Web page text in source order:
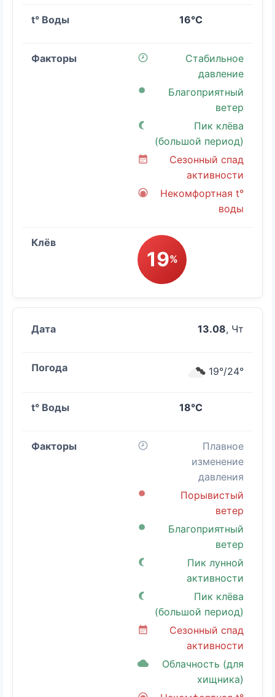
16°C
Стабильное
давление
Благоприятный
ветер
Пик клёва
(большой период)
Сезонный спад
активности
Некомфортная t°
воды
19%
13.08, Чт
19°/24°
18°C
Плавное
изменение
давления
Порывистый
ветер
Благоприятный
ветер
Пик лунной
активности
Пик клёва
(большой период)
Сезонный спад
активности
Облачность (для
хищника)